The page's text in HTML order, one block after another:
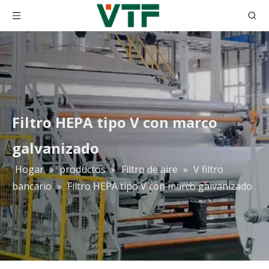
Filtro HEPA tipo V con marco
galvanizado
Hogar » productos » Filtro de aire » V filtro
bancario » Filtro HEPA tipo V con marco galvanizado
Tela filtrante de carbón activado EN779 Filtros de bolsa HVAC industriales F6